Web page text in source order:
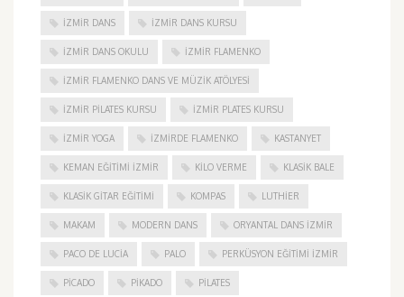
IZMIR DANS IZMIR DANS KURSU
IZMIR DANS OKULU IZMIR FLAMENKO
İZMIR FLAMENKO DANS VE MÜZIK ATÖLYESI
İZMIR PILATES KURSU İZMIR PLATES KURSU
İZMIR YOGA IZMIRDE FLAMENKO KASTANYET
KEMAN EĞITIMI İZMIR KILO VERME KLASIK BALE
KLASIK GITAR EĞITIMI KOMPAS LUTHIER
MAKAM MODERN DANS ORYANTAL DANS İZMIR
PACO DE LUCIA PALO PERKÜSYON EĞITIMI İZMIR
PICADO PIKADO PILATES